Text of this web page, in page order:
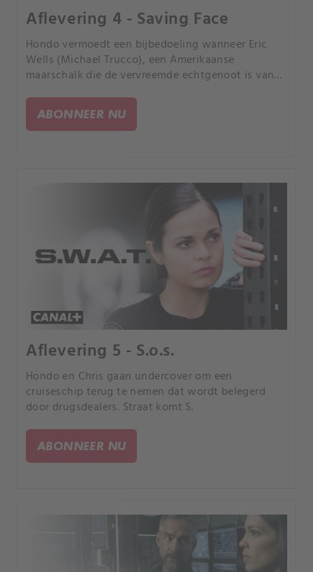
Aflevering 4 - Saving Face
Hondo vermoedt een bijbedoeling wanneer Eric
Wells (Michael Trucco), een Amerikaanse
maarschalk die de vervreemde echtgenoot is van
officier van justitie Nia Wells (Nikiva Dionne), de
S.W.
ABONNEER NU
Aflevering 5 - S.o.s.
Hondo en Chris gaan undercover om een
cruiseschip terug te nemen dat wordt belegerd
door drugsdealers. Straat komt S.
ABONNEER NU